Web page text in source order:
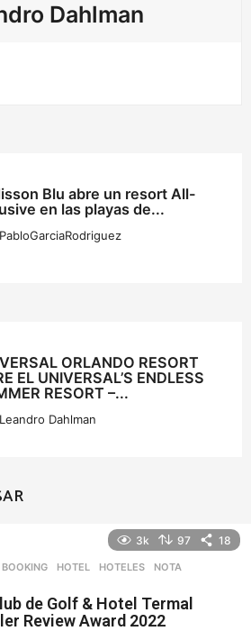
Dahlman
Blu abre un resort All-
en las playas de...
PabloGarciaRodriguez
ORLANDO RESORT
EL UNIVERSAL’S ENDLESS
RESORT –...
Leandro Dahlman
3k 97 18
,BOOKING ,HOTEL ,HOTELES ,NOTA
de Golf & Hotel Termal
Review Award 2022